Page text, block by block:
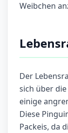
Weibchen
Der
sich über
einige
Diese
Packeis, da